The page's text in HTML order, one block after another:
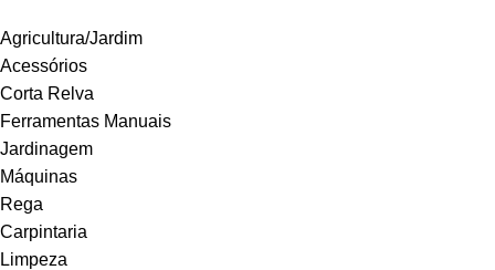
Agricultura/Jardim
Acessórios
Corta Relva
Ferramentas Manuais
Jardinagem
Máquinas
Rega
Carpintaria
Limpeza